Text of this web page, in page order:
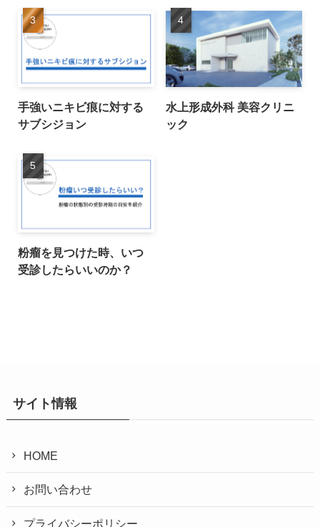
手強いニキビ痕に対する
サブシジョン
水上形成外科 美容クリニ
ック
粉瘤を見つけた時、いつ
受診したらいいのか？
サイト情報
HOME
お問い合わせ
プライバシーポリシー